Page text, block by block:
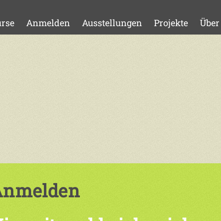
Anmelden Ausstellungen Projekte